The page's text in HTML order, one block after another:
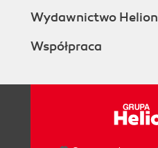
Wydawnictwo Helion
Współpraca